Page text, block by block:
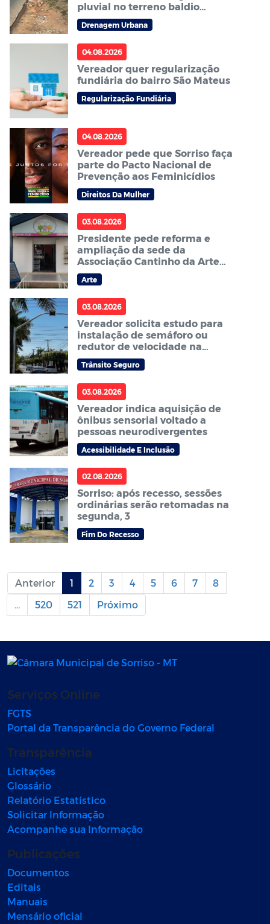
pluvial no terreno baldio
localizado ao lado da
Faculdade Fasipe
Drenagem Urbana
04.08.2026
Vereador quer regularização
fundiária do bairro São Mateus
Regularização Fundiária
04.08.2026
Vereador pede que Sorriso faça
parte do Pacto Nacional de
Prevenção aos Feminicídios
Direitos Da Mulher
03.08.2026
Presidente pede reforma e
ampliação da sede da
Associação Cantinho da Arte
de Sorriso – ACAS
Arte
03.08.2026
Vereador solicita estudo para
instalação de semáforo ou
redutor de velocidade na
avenida Curitiba no bairro
Centro Sul
Trânsito Seguro
03.08.2026
Vereador indica aquisição de
ônibus sensorial voltado a
pessoas neurodivergentes
Acessibilidade E Inclusão
02.08.2026
Sorriso: após recesso, sessões
ordinárias serão retomadas na
segunda, 3
Fim Do Recesso
Anterior 1 2 3 4 5 6 7
8
...
520 521 Próximo
Serviços Online
FGTS
Portal da Transparência do Governo Federal
Transparência
Licitações
Glossário
Relatório Estatístico
Solicitar Informação
Acompanhe sua Informação
Publicações
Documentos
Editais
Manuais
Mensário oficial